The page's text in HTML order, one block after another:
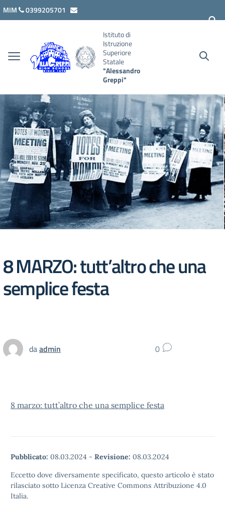
Vai ai contenuti
Vai al menu di navigazione
Vai al footer
MIM
0399205701
Istituto di
Istruzione
Superiore
Statale
"Alessandro
Greppi"
8 MARZO: tutt’altro che una
semplice festa
daadmin 0
8 marzo: tutt’altro che una semplice festa
Pubblicato: 08.03.2024 - Revisione: 08.03.2024
Eccetto dove diversamente specificato, questo articolo è stato
rilasciato sotto Licenza Creative Commons Attribuzione 4.0
Italia.